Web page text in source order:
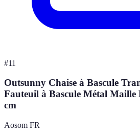
#11
Outsunny Chaise à Bascule
Fauteuil à Bascule Métal Maille
cm
Aosom FR